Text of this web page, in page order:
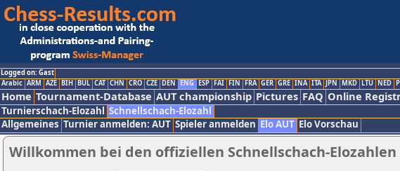
Logged on: Gast
Arabic ARM AZE BIH BUL CAT CHN CRO CZE DEN ENG ESP FAI FIN FRA GER GRE INA ITA JPN MKD LTU NED
Home Tournament-Database AUT championship Pictures FAQ Online
Turnierschach-Elozahl Schnellschach-Elozahl
Allgemeines Turnier anmelden: AUT Spieler anmelden Elo AUT Elo Vorschau
Willkommen bei den offiziellen Schnellschach-Elozahlen